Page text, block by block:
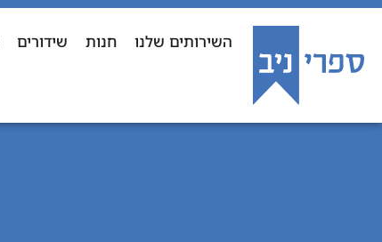
השירותים שלנו חנות שידורים